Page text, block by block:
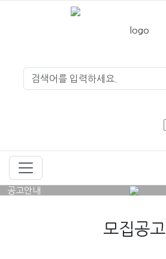
공고안내
모집공고